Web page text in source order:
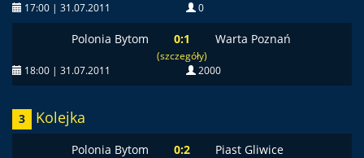
17:00 | 31.07.2011 0
Polonia Bytom 0:1
(szczegóły)
Warta Poznań
18:00 | 31.07.2011 2000
3 Kolejka
Polonia Bytom 0:2 Piast Gliwice